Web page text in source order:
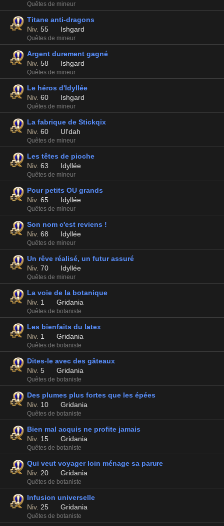
Quêtes de mineur
Titane anti-dragons
Niv. 55 Ishgard
Quêtes de mineur
Argent durement gagné
Niv. 58 Ishgard
Quêtes de mineur
Le héros d'Idyllée
Niv. 60 Ishgard
Quêtes de mineur
La fabrique de Stickqix
Niv. 60 Ul'dah
Quêtes de mineur
Les têtes de pioche
Niv. 63 Idyllée
Quêtes de mineur
Pour petits OU grands
Niv. 65 Idyllée
Quêtes de mineur
Son nom c'est reviens !
Niv. 68 Idyllée
Quêtes de mineur
Un rêve réalisé, un futur assuré
Niv. 70 Idyllée
Quêtes de mineur
La voie de la botanique
Niv. 1 Gridania
Quêtes de botaniste
Les bienfaits du latex
Niv. 1 Gridania
Quêtes de botaniste
Dites-le avec des gâteaux
Niv. 5 Gridania
Quêtes de botaniste
Des plumes plus fortes que les épées
Niv. 10 Gridania
Quêtes de botaniste
Bien mal acquis ne profite jamais
Niv. 15 Gridania
Quêtes de botaniste
Qui veut voyager loin ménage sa parure
Niv. 20 Gridania
Quêtes de botaniste
Infusion universelle
Niv. 25 Gridania
Quêtes de botaniste